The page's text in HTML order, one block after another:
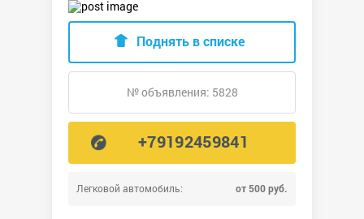
Легковой автомобиль: от 500 руб.
Поднять в списке
№ объявления: 5828
+79192459841